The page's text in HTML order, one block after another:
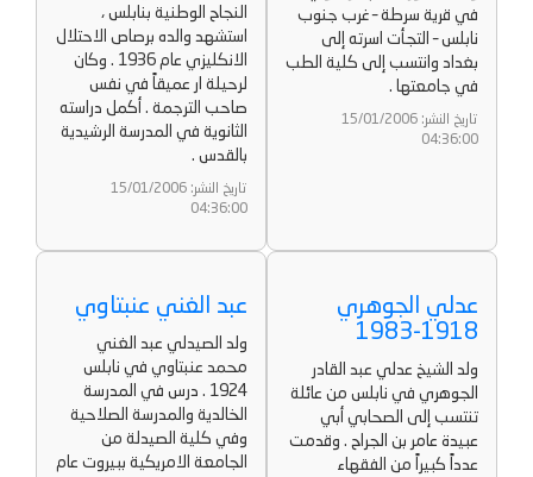
في قرية سرطة – غرب جنوب
نابلس – التجأت اسرته إلى
بغداد وانتسب إلى كلية الطب
في جامعتها .
تاريخ النشر: 15/01/2006
04:36:00
النجاح الوطنية بنابلس ،
استشهد والده برصاص الاحتلال
الانكليزي عام 1936 . وكان
لرحيلة ار عميقاً في نفس
صاحب الترجمة . أكمل دراسته
الثانوية في المدرسة الرشيدية
بالقدس .
تاريخ النشر: 15/01/2006
04:36:00
عدلي الجوهري
1918-1983
ولد الشيخ عدلي عبد القادر
الجوهري في نابلس من عائلة
تنتسب إلى الصحابي أبي
عبيدة عامر بن الجراح . وقدمت
عدداً كبيراً من الفقهاء
عبد الغني عنبتاوي
ولد الصيدلي عبد الغني
محمد عنبتاوي في نابلس
1924 . درس في المدرسة
الخالدية والمدرسة الصلاحية
وفي كلية الصيدلة من
الجامعة الامريكية ببيروت عام